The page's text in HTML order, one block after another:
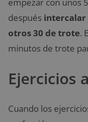
después intercalar
otros 30 de trote.
minutos de trote
Ejercicios
Cuando los